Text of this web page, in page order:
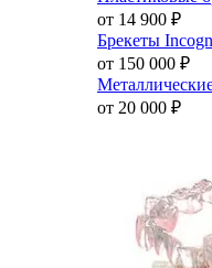
от 14 900 ₽
Брекеты
от 150 000 ₽
от 20 000 ₽